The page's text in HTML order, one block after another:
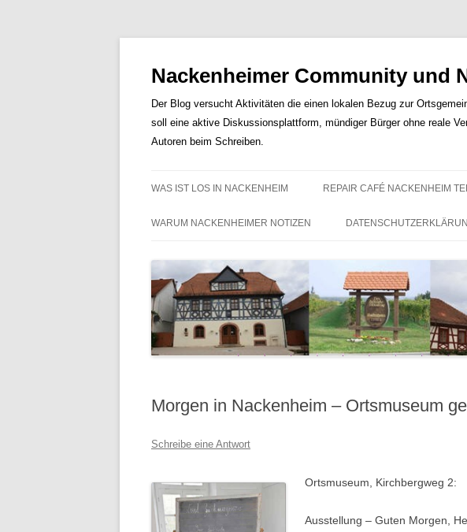
Nackenheimer Community und
Der Blog versucht Aktivitäten die einen lokalen Bezug zur
soll eine aktive Diskussionsplattform, mündiger Bürger ohne reale
Autoren beim Schreiben.
WAS IST LOS IN NACKENHEIM REPAIR CAFÉ NACKENHEIM
WARUM NACKENHEIMER NOTIZEN
Morgen in Nackenheim – Ortsmuseum
Schreibe eine Antwort
Ortsmuseum, Kirchbergweg 2:
Ausstellung – Guten Morgen,